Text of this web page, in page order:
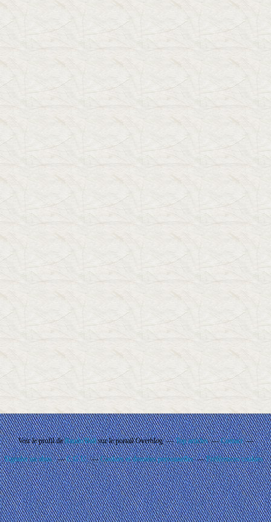
Voir le profil deRando'Ballsur le portail Overblog Top articles Contact
Signaler un abus C.G.U. Cookies et données personnelles Préférences cookies